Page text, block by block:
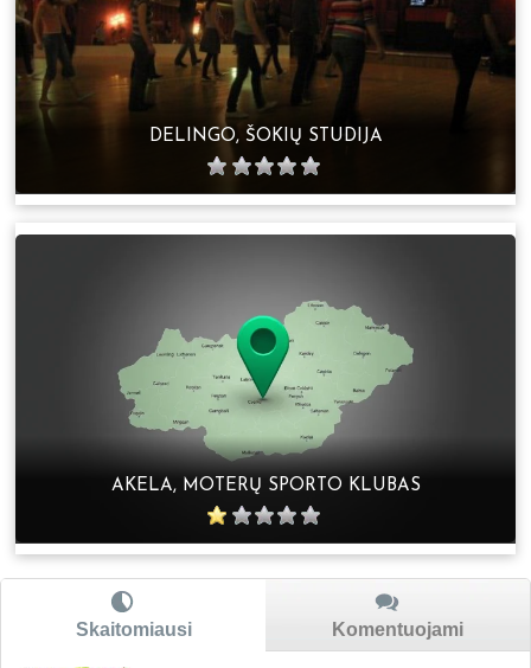
DELINGO, ŠOKIŲ STUDIJA
AKELA, MOTERŲ SPORTO KLUBAS
Skaitomiausi Komentuojami